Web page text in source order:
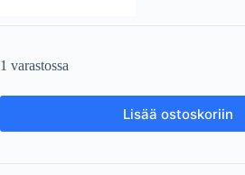
1 varastossa
Lisää ostoskoriin